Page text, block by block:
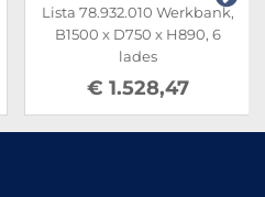
Lista 78.932.010 Werkbank,
B1500 x D750 x H890, 6
lades
€ 1.528,47